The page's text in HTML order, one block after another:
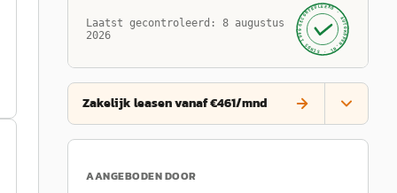
Laatst gecontroleerd: 8 augustus
2026
GECONTROLEERD ·
AUTOKOPEN.NL
· SINDS 1999 ·
Zakelijk leasen vanaf €461/mnd
AANGEBODEN DOOR